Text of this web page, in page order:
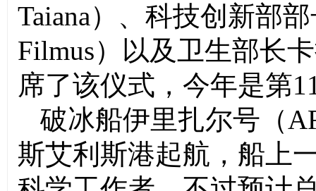
Taiana）、科技创新部
Filmus）以及卫生部长
席了该仪式，今年是第
破冰船伊里扎尔号（
斯艾利斯港起航，船上